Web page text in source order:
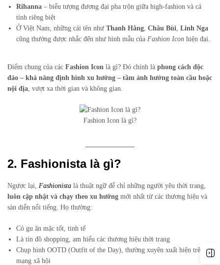
Rihanna – biểu tượng đương đại pha trộn giữa high-fashion và cá
tính riêng biệt
Ở Việt Nam, những cái tên nhưThanh Hằng ,Châu Bùi ,Linh Nga
cũng thường được nhắc đến như hình mẫu của Fashion Icon hiện đại.
Điểm chung của các Fashion Icon là gì? Đó chính là phong cách độc
đáo – khả năng định hình xu hướng – tầm ảnh hưởng toàn cầu hoặc
nội địa , vượt xa thời gian và không gian.
Fashion Icon là gì?
2. Fashionista là gì?
Ngược lại, Fashionista là thuật ngữ để chỉ những người yêu thời trang,
luôn cập nhật và chạy theo xu hướng mới nhất từ các thương hiệu và
sàn diễn nổi tiếng. Họ thường:
Có gu ăn mặc tốt, tinh tế
Là tín đồ shopping, am hiểu các thương hiệu thời trang
Chụp hình OOTD (Outfit of the Day), thường xuyên xuất hiện trên
mạng xã hội